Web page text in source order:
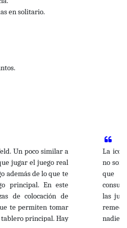
24.99€
24.65€
Comprar
24.59€
24.55€
en solitario.
Un poco similar a
jugar el juego real
además de lo que te
principal. En este
de colocación de
te permiten tomar
tablero principal. Hay
La
no son
que
las
nadie